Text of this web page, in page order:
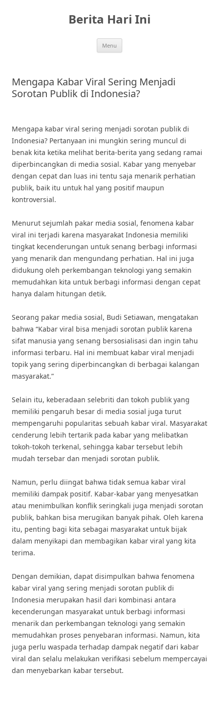
Berita Hari Ini
Menu
Mengapa Kabar Viral Sering Menjadi
Sorotan Publik di Indonesia?
Mengapa kabar viral sering menjadi sorotan publik di
Indonesia? Pertanyaan ini mungkin sering muncul di
benak kita ketika melihat berita-berita yang sedang ramai
diperbincangkan di media sosial. Kabar yang menyebar
dengan cepat dan luas ini tentu saja menarik perhatian
publik, baik itu untuk hal yang positif maupun
kontroversial.
Menurut sejumlah pakar media sosial, fenomena kabar
viral ini terjadi karena masyarakat Indonesia memiliki
tingkat kecenderungan untuk senang berbagi informasi
yang menarik dan mengundang perhatian. Hal ini juga
didukung oleh perkembangan teknologi yang semakin
memudahkan kita untuk berbagi informasi dengan cepat
hanya dalam hitungan detik.
Seorang pakar media sosial, Budi Setiawan, mengatakan
bahwa “Kabar viral bisa menjadi sorotan publik karena
sifat manusia yang senang bersosialisasi dan ingin tahu
informasi terbaru. Hal ini membuat kabar viral menjadi
topik yang sering diperbincangkan di berbagai kalangan
masyarakat.”
Selain itu, keberadaan selebriti dan tokoh publik yang
memiliki pengaruh besar di media sosial juga turut
mempengaruhi popularitas sebuah kabar viral. Masyarakat
cenderung lebih tertarik pada kabar yang melibatkan
tokoh-tokoh terkenal, sehingga kabar tersebut lebih
mudah tersebar dan menjadi sorotan publik.
Namun, perlu diingat bahwa tidak semua kabar viral
memiliki dampak positif. Kabar-kabar yang menyesatkan
atau menimbulkan konflik seringkali juga menjadi sorotan
publik, bahkan bisa merugikan banyak pihak. Oleh karena
itu, penting bagi kita sebagai masyarakat untuk bijak
dalam menyikapi dan membagikan kabar viral yang kita
terima.
Dengan demikian, dapat disimpulkan bahwa fenomena
kabar viral yang sering menjadi sorotan publik di
Indonesia merupakan hasil dari kombinasi antara
kecenderungan masyarakat untuk berbagi informasi
menarik dan perkembangan teknologi yang semakin
memudahkan proses penyebaran informasi. Namun, kita
juga perlu waspada terhadap dampak negatif dari kabar
viral dan selalu melakukan verifikasi sebelum mempercayai
dan menyebarkan kabar tersebut.